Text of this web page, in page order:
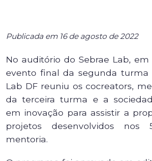
Publicada em 16 de agosto de 2022
No auditório do Sebrae Lab,
evento final da segunda turma
Lab DF reuniu os cocreators,
da terceira turma e a
em inovação para assistir a
projetos desenvolvidos
mentoria.